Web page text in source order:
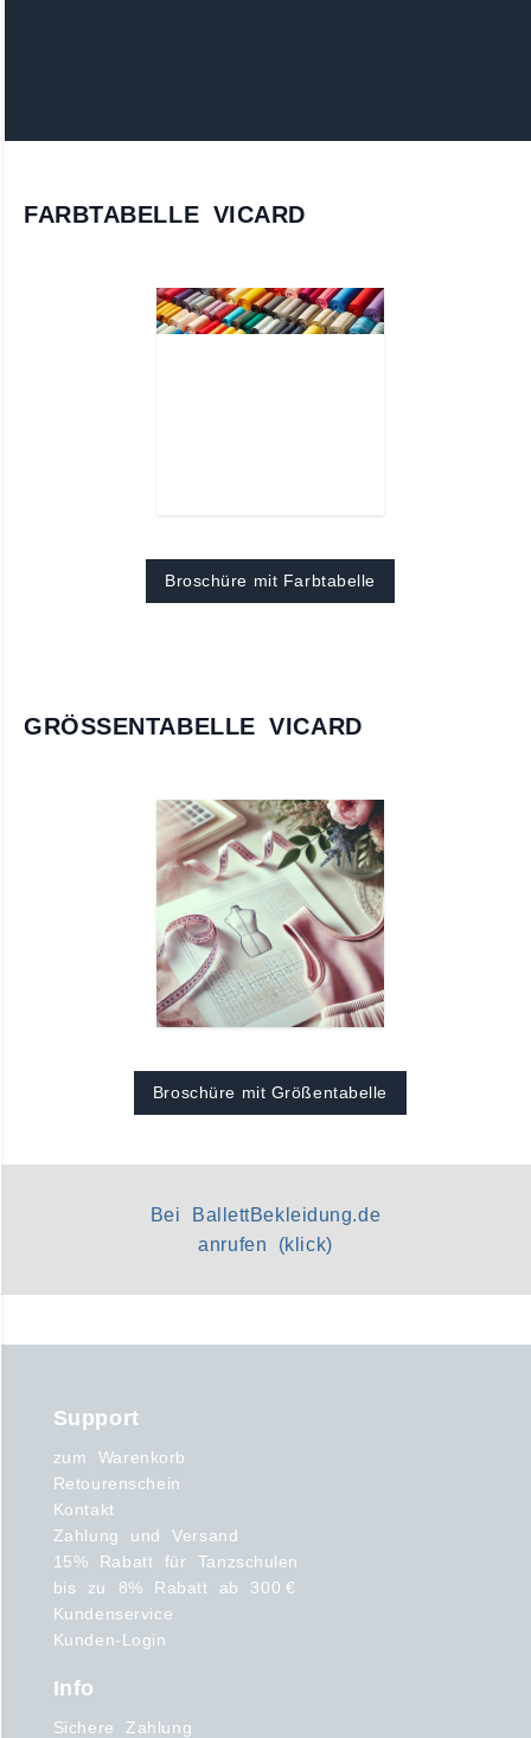
FARBTABELLE VICARD
Broschüre mit Farbtabelle
GRÖSSENTABELLE VICARD
Broschüre mit Größentabelle
Bei BallettBekleidung.de
anrufen (klick)
Support
zum Warenkorb
Retourenschein
Kontakt
Zahlung und Versand
15% Rabatt für Tanzschulen
bis zu 8% Rabatt ab 300 €
Kundenservice
Kunden-Login
Info
Sichere Zahlung